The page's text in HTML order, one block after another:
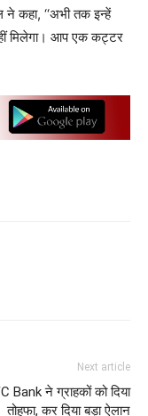
ने कहा, ‘‘अभी तक इन्हें
मिलेगा। आप एक कट्टर
Next article
Bank ने ग्राहकों को दिया
तोहफा, कर दिया बड़ा ऐलान